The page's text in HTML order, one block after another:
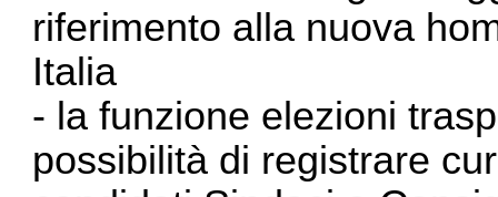
riferimento alla nuova
Italia
- la funzione elezioni
possibilità di registrare